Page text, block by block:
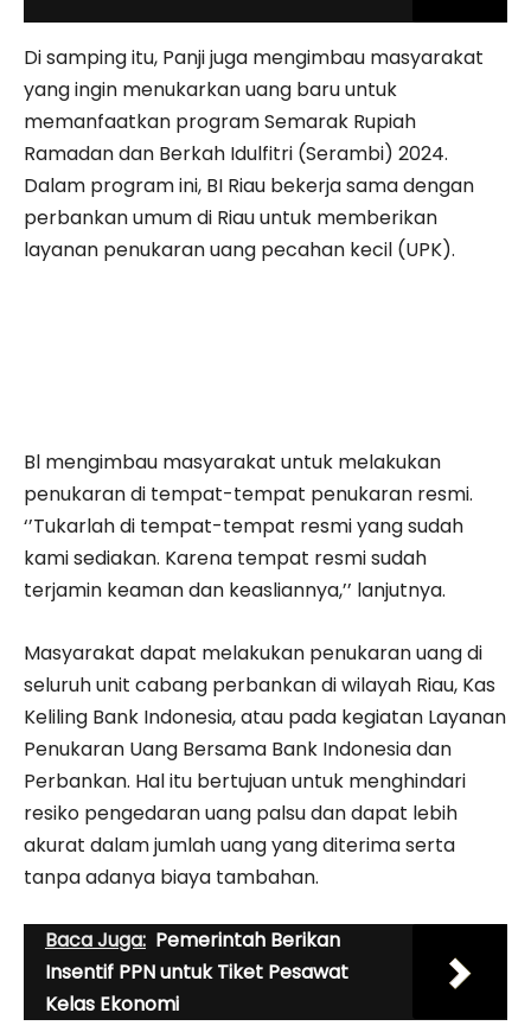
Di samping itu, Panji juga mengimbau masyarakat
yang ingin menukarkan uang baru untuk
memanfaatkan program Semarak Rupiah
Ramadan dan Berkah Idulfitri (Serambi) 2024.
Dalam program ini, BI Riau bekerja sama dengan
perbankan umum di Riau untuk memberikan
layanan penukaran uang pecahan kecil (UPK).
Bl mengimbau masyarakat untuk melakukan
penukaran di tempat-tempat penukaran resmi.
‘’Tukarlah di tempat-tempat resmi yang sudah
kami sediakan. Karena tempat resmi sudah
terjamin keaman dan keasliannya,’’ lanjutnya.
Masyarakat dapat melakukan penukaran uang di
seluruh unit cabang perbankan di wilayah Riau, Kas
Keliling Bank Indonesia, atau pada kegiatan Layanan
Penukaran Uang Bersama Bank Indonesia dan
Perbankan. Hal itu bertujuan untuk menghindari
resiko pengedaran uang palsu dan dapat lebih
akurat dalam jumlah uang yang diterima serta
tanpa adanya biaya tambahan.
Baca Juga: Pemerintah Berikan
Insentif PPN untuk Tiket Pesawat
Kelas Ekonomi